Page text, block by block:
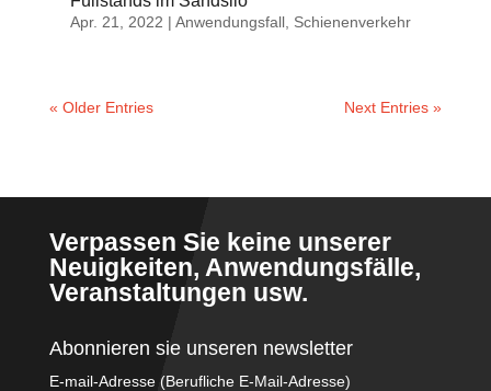
Apr. 21, 2022 | Anwendungsfall, Schienenverkehr
« Older Entries Next Entries »
Verpassen Sie keine unserer
Neuigkeiten, Anwendungsfälle,
Veranstaltungen usw.
Abonnieren sie unseren newsletter
E-mail-Adresse (Berufliche E-Mail-Adresse)